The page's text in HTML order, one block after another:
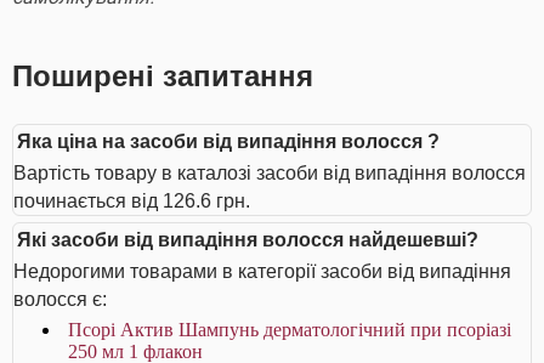
Поширені запитання
Яка ціна на засоби від випадіння волосся ?
Вартість товару в каталозі засоби від випадіння волосся
починається від 126.6 грн.
Які засоби від випадіння волосся найдешевші?
Недорогими товарами в категорії засоби від випадіння
волосся є:
Псорі Актив Шампунь дерматологічний при псоріазі
250 мл 1 флакон